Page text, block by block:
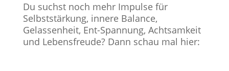
Du suchst noch mehr Impulse für
Selbststärkung, innere Balance,
Gelassenheit, Ent-Spannung, Achtsamkeit
und Lebensfreude? Dann schau mal hier: